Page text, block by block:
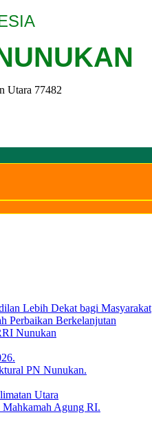
Utara 77482
Lebih Dekat bagi Masyarakat
Perbaikan Berkelanjutan
Nunukan
PN Nunukan.
Utara
Mahkamah Agung RI.